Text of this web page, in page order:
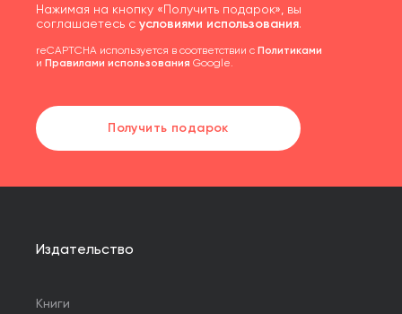
Нажимая на кнопку «Получить подарок», вы
соглашаетесь с условиями использования.
reCAPTCHA используется в соответствии с Политиками
и Правилами использования Google.
Получить подарок
Издательство
Книги